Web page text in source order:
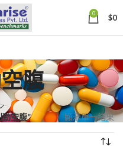
0 $0
腹
空腹” 顯示單一結果